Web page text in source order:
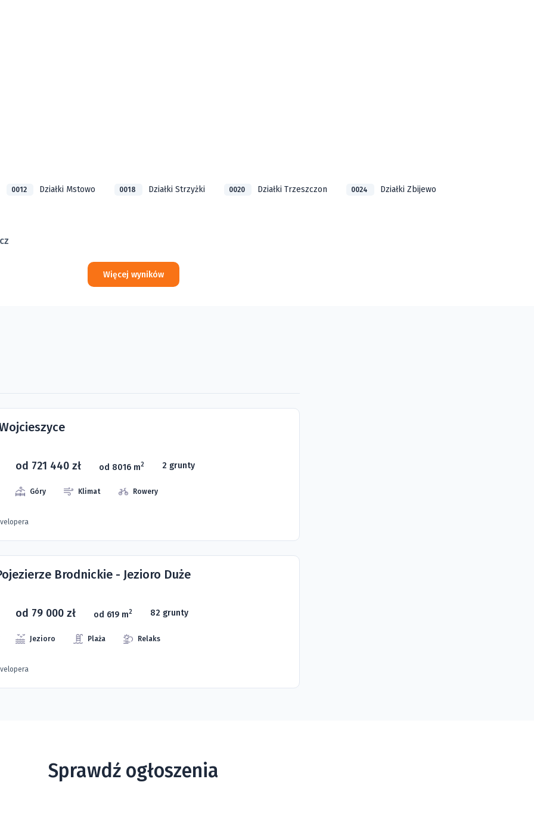
0012 Działki Mstowo 0018 Działki Strzyżki 0020 Działki Trzeszczon 0024 Działki Zbijewo
Więcej wyników
od 721 440 zł od 8016 m2 2 grunty
Góry Klimat Rowery
Brodnickie - Jezioro Duże
od 79 000 zł od 619 m2 82 grunty
Jezioro Plaża Relaks
Sprawdź ogłoszenia